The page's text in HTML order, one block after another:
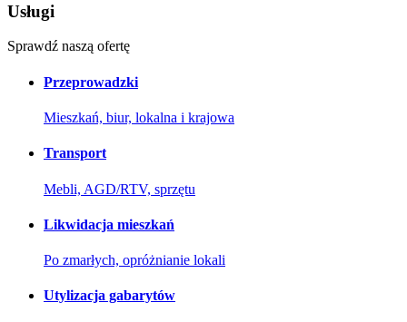
Usługi
Sprawdź naszą ofertę
Przeprowadzki
Mieszkań, biur, lokalna i krajowa
Transport
Mebli, AGD/RTV, sprzętu
Likwidacja mieszkań
Po zmarłych, opróżnianie lokali
Utylizacja gabarytów